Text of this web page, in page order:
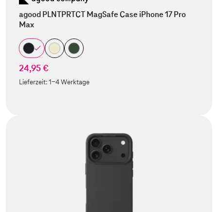
agood PLNTPRTCT MagSafe Case iPhone 17 Pro
Max
24,95 €
Lieferzeit:1-4 Werktage